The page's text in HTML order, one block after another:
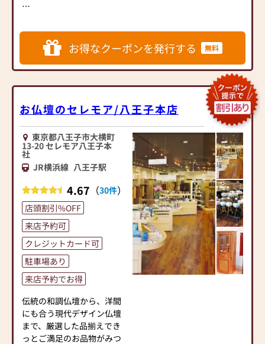
同開発≫
お仏壇のはせがわは、日本
を代表する家具メーカー
開発で、現代の住宅にあっ
たモダンなお仏壇を作って
います。他にも国内の家具
専門メーカーと作り上げた
お仏壇コレクションがあ
り、祈る人と偲ぶ人をつな
ぐ新しいカタチを提案しま
≪はせがわ店舗サービスの
ご案内≫
●仏壇・仏具・お墓・相
続・遺品整理のご相談
●ご来店予約(ページ内の
「来店予約ボタン」からお
申込ください)
●お電話(ご相談や商品のご
注文を承ります。お電話時
に「いい仏壇を見た」とお
伝えください)
●訪問(はせがわの専門スタ
籍
関東一円の民間霊園と業務
提携をしており、樹木葬や
永代供養墓などのご案内か
ズに対応しております。
都立霊園、市営霊園など公
営の霊園も施工可能です。
また、葬儀の事前相談も承
っております。
たら何でもご相談くださ
い。
お香典返し(返礼品)やご供
花、お供物などのお手配も
可能です。
お彼岸、お盆、喪中などの
差し上げ用お線香（ご進物
用）も
【お取り扱い品目】
仏壇・墓石・葬儀・位牌・
仏像・掛軸・仏具全般・線
お得なクーポンを発行する 無料
お仏壇のセレモア/八王子本店
東京都八王子市大横町
13-20 セレモア八王子本
社
JR横浜線 八王子駅
4.67 （30件）
店頭割引%OFF
来店予約可
クレジットカード可
駐車場あり
来店予約でお得
伝統の和調仏壇から、洋間
にも合う現代デザイン仏壇
まで、厳選した品揃えでき
っとご満足のお品物がみつ